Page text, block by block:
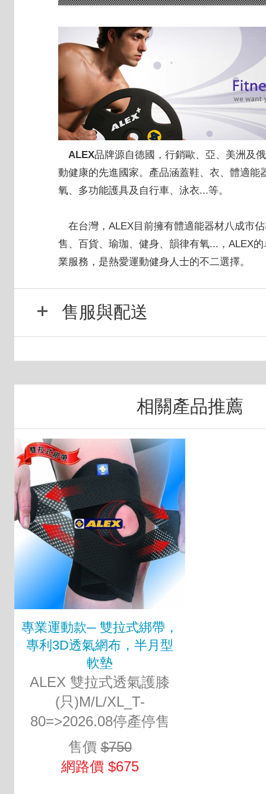
ALEX品牌源自德國，行銷歐、亞、美洲及
動健康的先進國家。產品涵蓋鞋、衣、體適能
氧、多功能護具及自行車、泳衣...等。
在台灣，ALEX目前擁有體適能器材八成市
售、百貨、瑜珈、健身、韻律有氧...，ALEX
業服務，是熱愛運動健身人士的不二選擇。
售服與配送
相關產品推薦
專業運動款─ 雙拉式綁帶，
專利3D透氣網布，半月型
軟墊
ALEX 雙拉式透氣護膝
(只)M/L/XL_T-
80=>2026.08停產停售
售價$750
網路價 $675